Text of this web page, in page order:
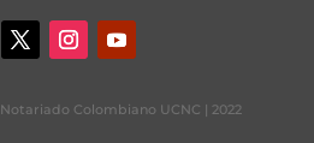
Colombiano UCNC | 2022